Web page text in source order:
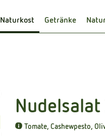
Naturkost Getränke
Tomate, Cashewpesto,
Produkt zu Favouriten hinzufügen